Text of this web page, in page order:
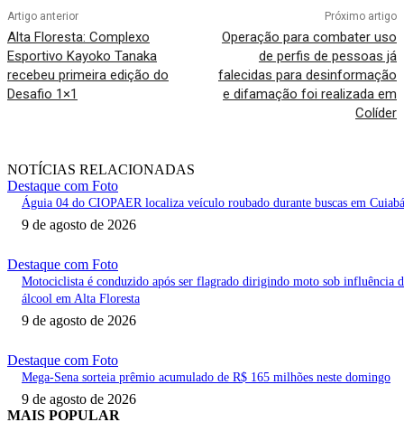
Artigo anterior
Alta Floresta: Complexo
Esportivo Kayoko Tanaka
recebeu primeira edição do
Desafio 1×1
Próximo artigo
Operação para combater uso
de perfis de pessoas já
falecidas para desinformação
e difamação foi realizada em
Colíder
NOTÍCIAS RELACIONADAS
Destaque com Foto
Águia 04 do CIOPAER localiza veículo roubado durante buscas em Cuiabá
9 de agosto de 2026
Destaque com Foto
Motociclista é conduzido após ser flagrado dirigindo moto sob influência
álcool em Alta Floresta
9 de agosto de 2026
Destaque com Foto
Mega-Sena sorteia prêmio acumulado de R$ 165 milhões neste domingo
9 de agosto de 2026
MAIS POPULAR